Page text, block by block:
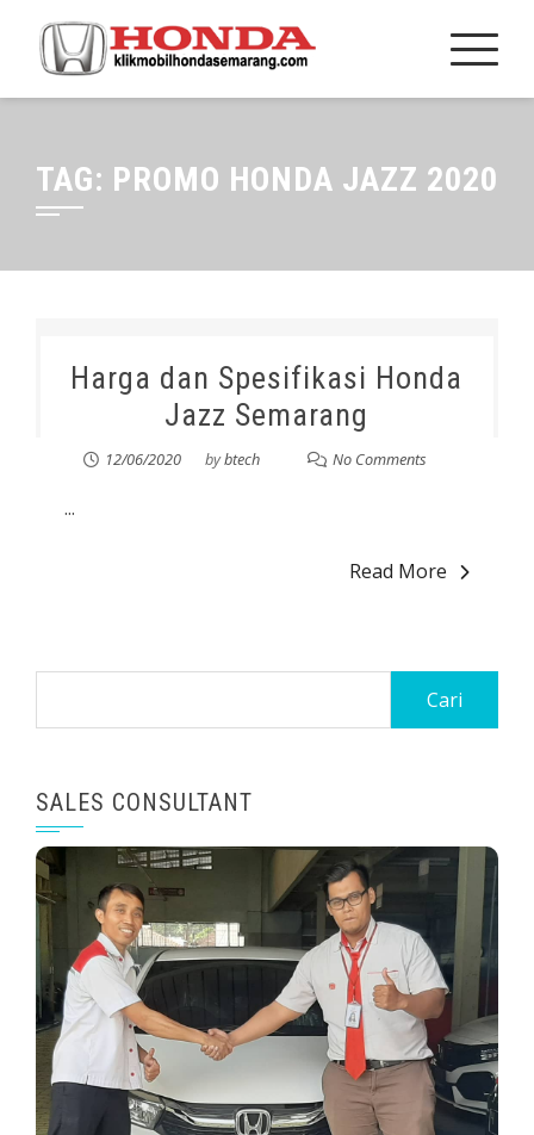
TAG: PROMO HONDA JAZZ 2020
Harga dan Spesifikasi Honda
Jazz Semarang
12/06/2020 bybtech No Comments
...
Read More
SALES CONSULTANT